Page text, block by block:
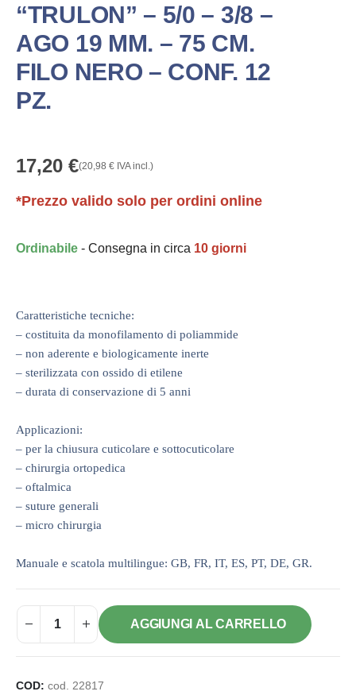
“TRULON” – 5/0 – 3/8 –
AGO 19 MM. – 75 CM.
FILO NERO – CONF. 12
PZ.
17,20 €(20,98 € IVA incl.)
*Prezzo valido solo per ordini online
Ordinabile - Consegna in circa 10 giorni
Caratteristiche tecniche:
– costituita da monofilamento di poliammide
– non aderente e biologicamente inerte
– sterilizzata con ossido di etilene
– durata di conservazione di 5 anni
Applicazioni:
– per la chiusura cuticolare e sottocuticolare
– chirurgia ortopedica
– oftalmica
– suture generali
– micro chirurgia
Manuale e scatola multilingue: GB, FR, IT, ES, PT, DE, GR.
AGGIUNGI AL CARRELLO
COD: cod. 22817